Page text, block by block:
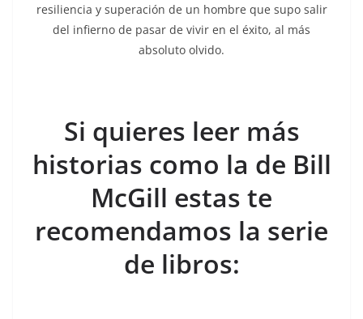
resiliencia y superación de un hombre que supo salir
del infierno de pasar de vivir en el éxito, al más
absoluto olvido.
Si quieres leer más
historias como la de Bill
McGill estas te
recomendamos la serie
de libros: